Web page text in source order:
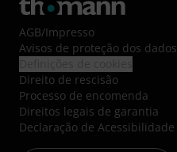
AGB/Impresso
Avisos de proteção dos dados
Direito de rescisão
Processo de encomenda
Direitos legais de garantia
Declaração de Acessibilidade